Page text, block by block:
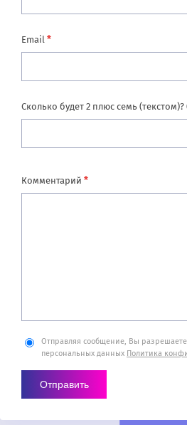
Email *
Сколько будет 2 плюс семь
Комментарий *
Отправляя сообщение, Вы разрешаете
персональных данных Политика